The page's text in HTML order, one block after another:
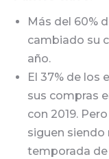
Más del 60%
cambiado su
año.
El 37% de los
sus compras
con 2019.
siguen
temporada